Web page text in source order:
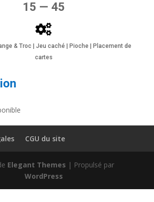
15 — 45
& Troc | Jeu caché | Pioche | Placement de
cartes
CGU du site
Elegant Themes | Propulsé par
WordPress